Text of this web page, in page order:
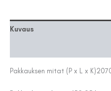
Kuvaus
Pakkauksen mitat (P x L x K)